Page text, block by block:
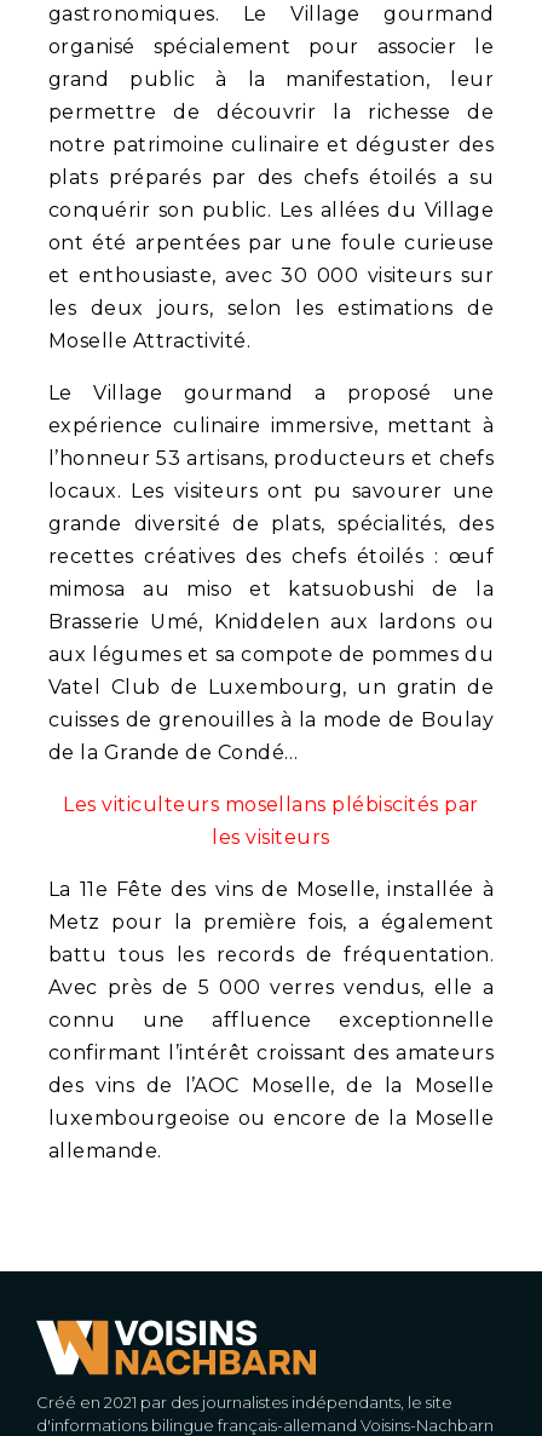
gastronomiques. Le Village gourmand
organisé spécialement pour associer le
grand public à la manifestation, leur
permettre de découvrir la richesse de
notre patrimoine culinaire et déguster des
plats préparés par des chefs étoilés a su
conquérir son public. Les allées du Village
ont été arpentées par une foule curieuse
et enthousiaste, avec 30 000 visiteurs sur
les deux jours, selon les estimations de
Moselle Attractivité.
Le Village gourmand a proposé une
expérience culinaire immersive, mettant à
l’honneur 53 artisans, producteurs et chefs
locaux. Les visiteurs ont pu savourer une
grande diversité de plats, spécialités, des
recettes créatives des chefs étoilés : œuf
mimosa au miso et katsuobushi de la
Brasserie Umé, Kniddelen aux lardons ou
aux légumes et sa compote de pommes du
Vatel Club de Luxembourg, un gratin de
cuisses de grenouilles à la mode de Boulay
de la Grande de Condé…
Les viticulteurs mosellans plébiscités par
les visiteurs
La 11e Fête des vins de Moselle, installée à
Metz pour la première fois, a également
battu tous les records de fréquentation.
Avec près de 5 000 verres vendus, elle a
connu une affluence exceptionnelle
confirmant l’intérêt croissant des amateurs
des vins de l’AOC Moselle, de la Moselle
luxembourgeoise ou encore de la Moselle
allemande.
Créé en 2021 par des journalistes indépendants, le site
d'informations bilingue français-allemand Voisins-Nachbarn